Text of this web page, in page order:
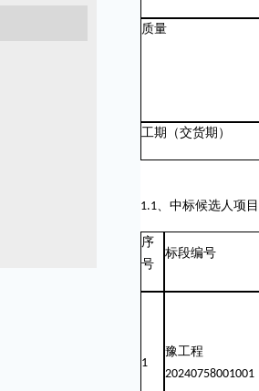
质量
工期（交货期）
1.1、中标候选人项
序
号
标段编号
1
豫工程
20240758001001